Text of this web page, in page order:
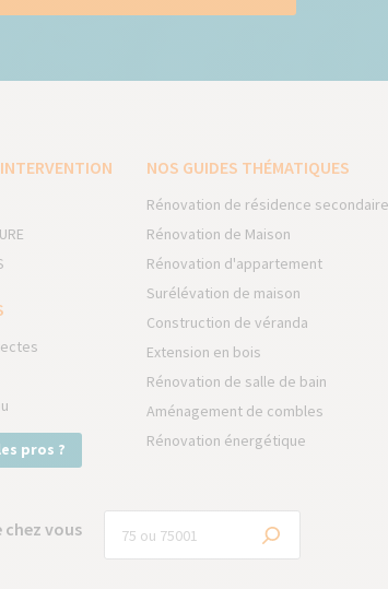
pros ?
NOS GUIDES THÉMATIQUES
Rénovation de résidence secondaire
Rénovation de Maison
Rénovation d'appartement
Surélévation de maison
Construction de véranda
Extension en bois
Rénovation de salle de bain
Aménagement de combles
Rénovation énergétique
chez vous